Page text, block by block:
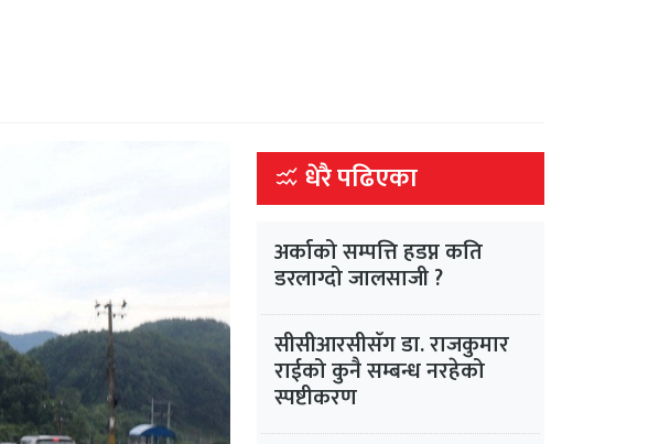
धेरै पढिएका
अर्काको सम्पत्ति हडप्न कति
डरलाग्दो जालसाजी ?
सीसीआरसीसँग डा. राजकुमार
राईको कुनै सम्बन्ध नरहेको
स्पष्टीकरण